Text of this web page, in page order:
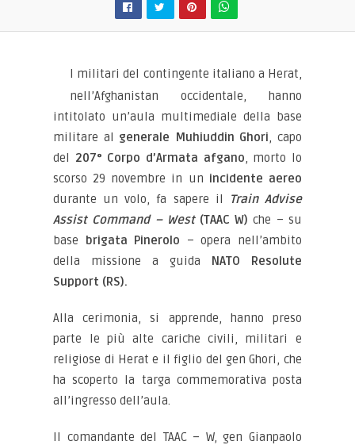
I militari del contingente italiano a Herat,
nell’Afghanistan occidentale, hanno
intitolato un’aula multimediale della base
militare al generale Muhiuddin Ghori, capo
del 207° Corpo d’Armata afgano, morto lo
scorso 29 novembre in un incidente aereo
durante un volo, fa sapere il
Train Advise
Assist Command – West(TAAC W) che – su
base brigata Pinerolo – opera nell’ambito
della missione a guida NATO Resolute
Support (RS).
Alla cerimonia, si apprende, hanno preso
parte le più alte cariche civili, militari e
religiose di Herat e il figlio del gen Ghori, che
ha scoperto la targa commemorativa posta
all’ingresso dell’aula.
Il comandante del TAAC – W, gen Gianpaolo